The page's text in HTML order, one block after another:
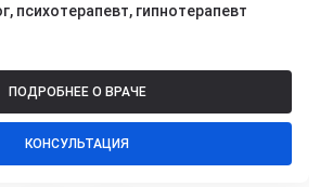
психотерапевт, гипнотерапевт
ПОДРОБНЕЕ О ВРАЧЕ
КОНСУЛЬТАЦИЯ